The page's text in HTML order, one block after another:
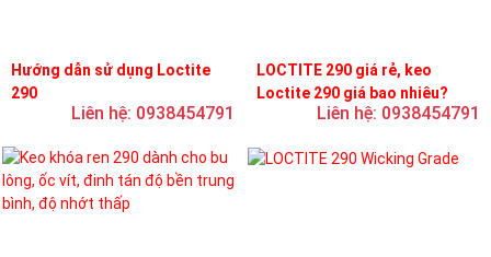
Hướng dẫn sử dụng Loctite
290
Liên hệ: 0938454791
LOCTITE 290 giá rẻ, keo
Loctite 290 giá bao nhiêu?
Liên hệ: 0938454791